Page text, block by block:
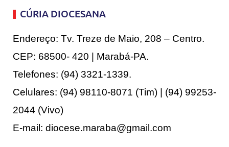
CÚRIA DIOCESANA
Endereço: Tv. Treze de Maio, 208 – Centro.
CEP: 68500- 420 | Marabá-PA.
Telefones: (94) 3321-1339.
Celulares: (94) 98110-8071 (Tim) | (94) 99253-
2044 (Vivo)
E-mail: diocese.maraba@gmail.com